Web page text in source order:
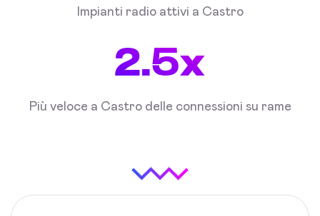
Impianti radio attivi a Castro
2.5x
Più veloce a Castro delle connessioni su rame